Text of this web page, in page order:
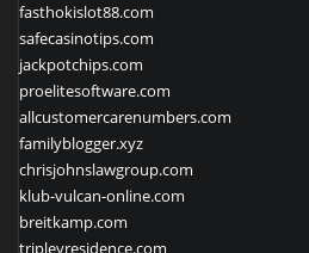
fasthokislot88.com
safecasinotips.com
jackpotchips.com
proelitesoftware.com
allcustomercarenumbers.com
familyblogger.xyz
chrisjohnslawgroup.com
klub-vulcan-online.com
breitkamp.com
tripleyresidence.com